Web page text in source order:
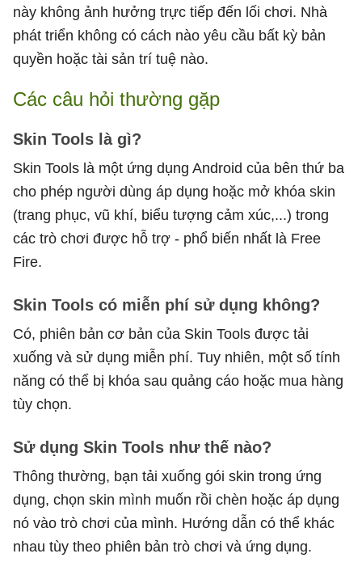
này không ảnh hưởng trực tiếp đến lối chơi. Nhà
phát triển không có cách nào yêu cầu bất kỳ bản
quyền hoặc tài sản trí tuệ nào.
Các câu hỏi thường gặp
Skin Tools là gì?
Skin Tools là một ứng dụng Android của bên thứ ba
cho phép người dùng áp dụng hoặc mở khóa skin
(trang phục, vũ khí, biểu tượng cảm xúc,...) trong
các trò chơi được hỗ trợ - phổ biến nhất là Free
Fire.
Skin Tools có miễn phí sử dụng không?
Có, phiên bản cơ bản của Skin Tools được tải
xuống và sử dụng miễn phí. Tuy nhiên, một số tính
năng có thể bị khóa sau quảng cáo hoặc mua hàng
tùy chọn.
Sử dụng Skin Tools như thế nào?
Thông thường, bạn tải xuống gói skin trong ứng
dụng, chọn skin mình muốn rồi chèn hoặc áp dụng
nó vào trò chơi của mình. Hướng dẫn có thể khác
nhau tùy theo phiên bản trò chơi và ứng dụng.